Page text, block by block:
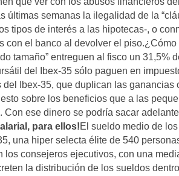
semanas la ilegalidad de la
tipos de interés a las hipotecas-, o
con el banco al devolver el
tamaño” entreguen al fisco un 31,5%
del Ibex-35 sólo paguen en
Ibex-35, que duplican las ganancias
sobre los beneficios que a las
ese dinero se podría sacar
para ellos!El sueldo medio de
una hiper selecta élite de 540
consejeros ejecutivos, con una
la distribución de los sueldos